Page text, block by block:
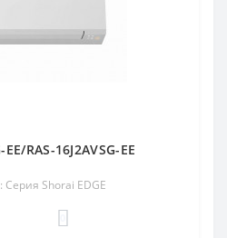
EE/RAS-16J2AVSG-EE
Серия Shorai EDGE